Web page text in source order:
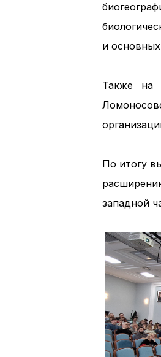
и
Также на
По итогу
западной